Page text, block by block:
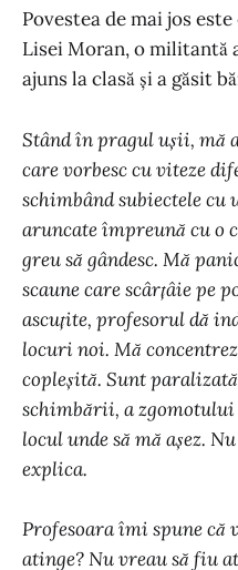
Povestea de mai jos
Lisei Moran, o militantă
ajuns la clasă și a găsit
Stând în pragul ușii, mă
care vorbesc cu viteze
schimbând subiectele cu
aruncate împreună cu o
greu să gândesc. Mă
scaune care scârțâie pe
ascuțite, profesorul dă
locuri noi. Mă
copleșită. Sunt
schimbării, a
locul unde să mă așez.
explica.
Profesoara îmi spune că
atinge? Nu vreau să fiu